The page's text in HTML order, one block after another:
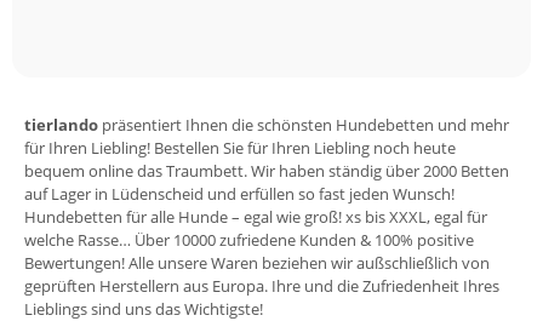
tierlando präsentiert Ihnen die schönsten Hundebetten und mehr
für Ihren Liebling! Bestellen Sie für Ihren Liebling noch heute
bequem online das Traumbett. Wir haben ständig über 2000 Betten
auf Lager in Lüdenscheid und erfüllen so fast jeden Wunsch!
Hundebetten für alle Hunde – egal wie groß! xs bis XXXL, egal für
welche Rasse… Über 10000 zufriedene Kunden & 100% positive
Bewertungen! Alle unsere Waren beziehen wir außschließlich von
geprüften Herstellern aus Europa. Ihre und die Zufriedenheit Ihres
Lieblings sind uns das Wichtigste!